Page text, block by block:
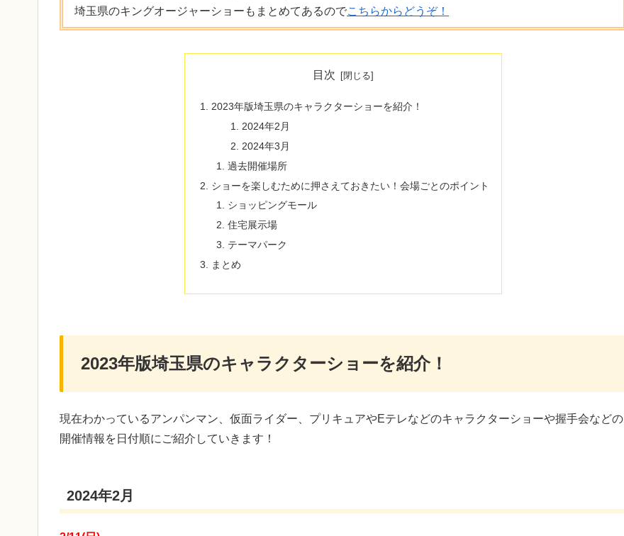
埼玉県のキングオージャーショーもまとめてあるのでこちらからどうぞ！
目次
2023年版埼玉県のキャラクターショーを紹介！
2024年2月
2024年3月
過去開催場所
ショーを楽しむために押さえておきたい！会場ごとのポイント
ショッピングモール
住宅展示場
テーマパーク
まとめ
2023年版埼玉県のキャラクターショーを紹介！
現在わかっているアンパンマン、仮面ライダー、プリキュアやEテレなどのキャラクターショーや握手会などの
開催情報を日付順にご紹介していきます！
2024年2月